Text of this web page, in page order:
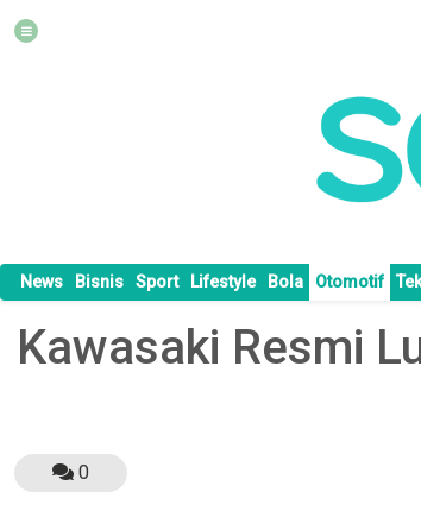
News Bisnis Sport Lifestyle Bola Otomotif
Kawasaki Resmi
0